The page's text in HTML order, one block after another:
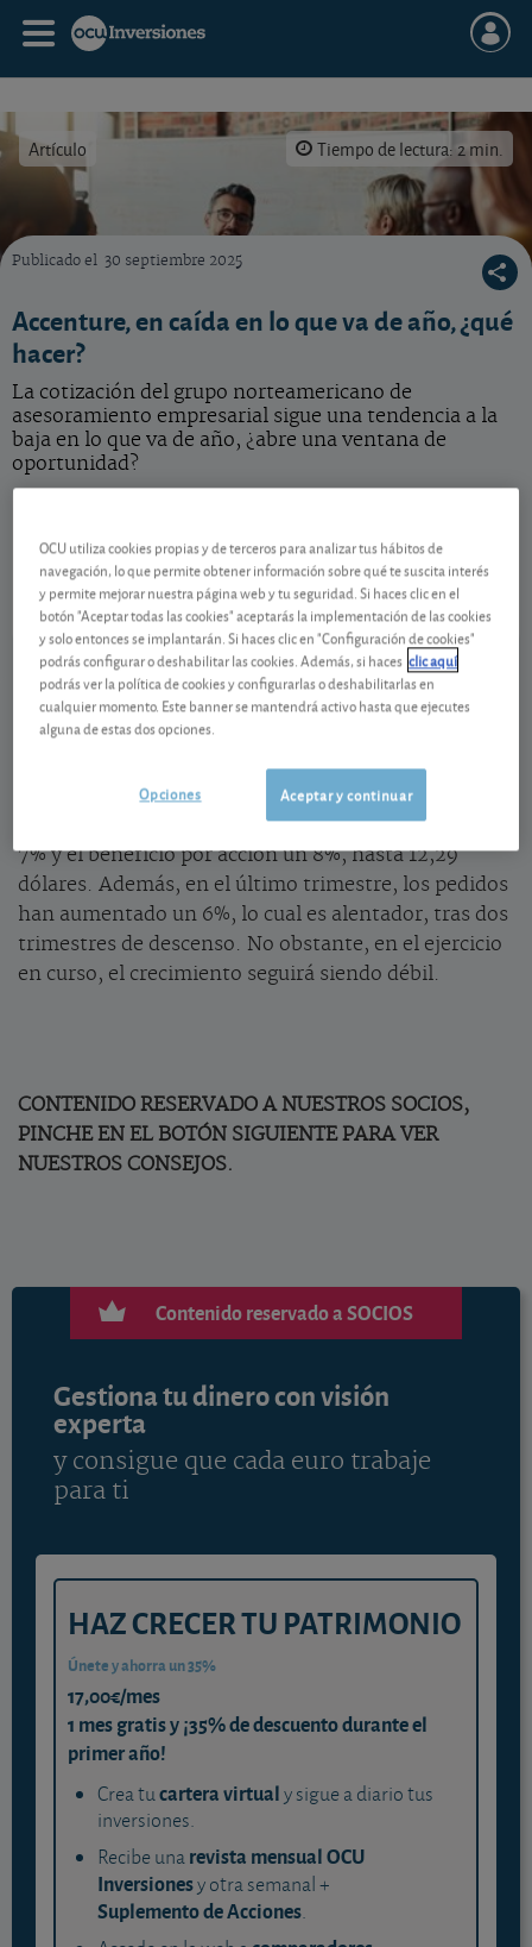
Artículo Tiempo de lectura: 2 min.
El gigante de la consultoría ha cosechado unos resultados conforme a nuestras
Publicado el 30 septiembre 2025
Accenture, en caída en lo que va de año, ¿qué
hacer?
La cotización del grupo norteamericano de
asesoramiento empresarial sigue una tendencia a la
baja en lo que va de año, ¿abre una ventana de
oportunidad?
IE00B4BNMY34
06/08/2026 Nueva York
Ver detalladamente
Ventaja en servicios de IA
El gigante norteamericano de la consultoría y
Accentureha publicado un
resultado para el ejercicio cerrado el 31/8, conforme
a nuestras expectativas. Las ventas aumentaron un
7% y el beneficio por acción un 8%, hasta 12,29
dólares. Además, en el último trimestre, los pedidos
han aumentado un 6%, lo cual es alentador, tras dos
trimestres de descenso. No obstante, en el ejercicio
en curso, el crecimiento seguirá siendo débil.
CONTENIDO RESERVADO A NUESTROS SOCIOS,
PINCHE EN EL BOTÓN SIGUIENTE PARA VER
NUESTROS CONSEJOS.
Contenido reservado a SOCIOS
Gestiona tu dinero con visión
experta
y consigue que cada euro trabaje
para ti
HAZ CRECER TU PATRIMONIO
Únete y ahorra un 35%
17,00€/mes
1 mes gratis y ¡35% de descuento durante el
primer año!
Crea tucartera virtualy sigue a diario tus
inversiones.
Recibe unarevista mensual OCU
Inversionesy otra semanal +
Suplemento de Acciones.
OCU utiliza cookies propias y de terceros para analizar tus hábitos de
navegación, lo que permite obtener información sobre qué te suscita interés
y permite mejorar nuestra página web y tu seguridad. Si haces clic en el
botón "Aceptar todas las cookies" aceptarás la implementación de las cookies
y solo entonces se implantarán. Si haces clic en "Configuración de cookies"
podrás configurar o deshabilitar las cookies. Además, si haces clic aquí
podrás ver la política de cookies y configurarlas o deshabilitarlas en
cualquier momento. Este banner se mantendrá activo hasta que ejecutes
alguna de estas dos opciones.
Aceptar y continuar
Opciones